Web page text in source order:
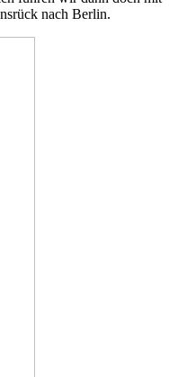
nach Berlin.